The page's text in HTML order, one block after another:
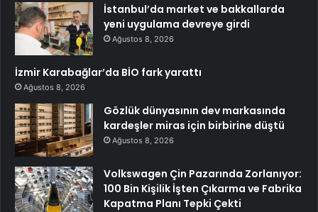
İstanbul’da market ve bakkallarda
yeni uygulama devreye girdi
Ağustos 8, 2026
İzmir Karabağlar’da BİO fark yarattı
Ağustos 8, 2026
Gözlük dünyasının dev markasında
kardeşler miras için birbirine düştü
Ağustos 8, 2026
Volkswagen Çin Pazarında Zorlanıyor:
100 Bin Kişilik İşten Çıkarma ve Fabrika
Kapatma Planı Tepki Çekti